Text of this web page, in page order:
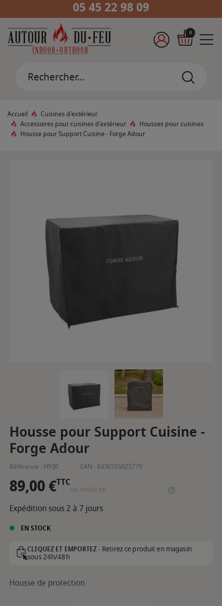
05 45 22 98 09
0
Accueil
Cuisines d'extérieur
Accessoires pour cuisines d'extérieur
Housses pour cuisines
Housse pour Support Cuisine - Forge Adour
Housse pour Support Cuisine -
Forge Adour
Référence : H930 EAN : 8436555025779
89,00 €TTC
OU PAYER EN
Expédition sous 2 à 7 jours
EN STOCK
CLIQUEZ ET EMPORTEZ -Retirez ce produit en magasin
sous 24h/48h
Housse de protection